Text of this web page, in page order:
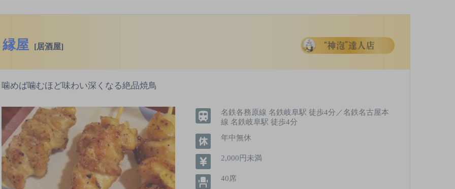
縁屋 [居酒屋]
噛めば噛むほど味わい深くなる絶品焼鳥
名鉄各務原線 名鉄岐阜駅 徒歩4分／名鉄名古屋本
線 名鉄岐阜駅 徒歩4分
年中無休
2,000円未満
40席